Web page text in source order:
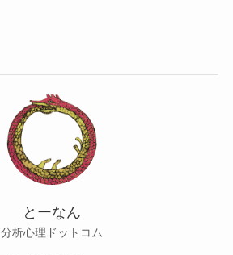
とーなん
分析心理ドットコム